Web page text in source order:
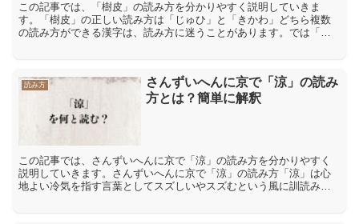
この記事では、「樹皮」の読み方を分かりやすく説明していきま
す。「樹皮」の正しい読み方は「じゅひ」と「きかわ」どちら複数
の読み方ができる漢字は、読み方に迷うことがあります。では「樹
読み方
さんずいへんに京で「涼」の読み
方とは？簡単に解釈
この記事では、さんずいへんに京で「涼」の読み方を分かりやすく
説明していきます。さんずいへんに京で「涼」の読み方「涼」は心
地よい冷気を指す言葉としてスズしいやスズむという風に訓読みで